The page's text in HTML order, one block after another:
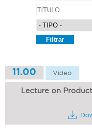
11.00 Vídeo
Lecture on